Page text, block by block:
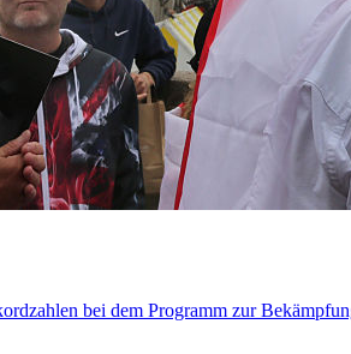
bei dem Programm zur